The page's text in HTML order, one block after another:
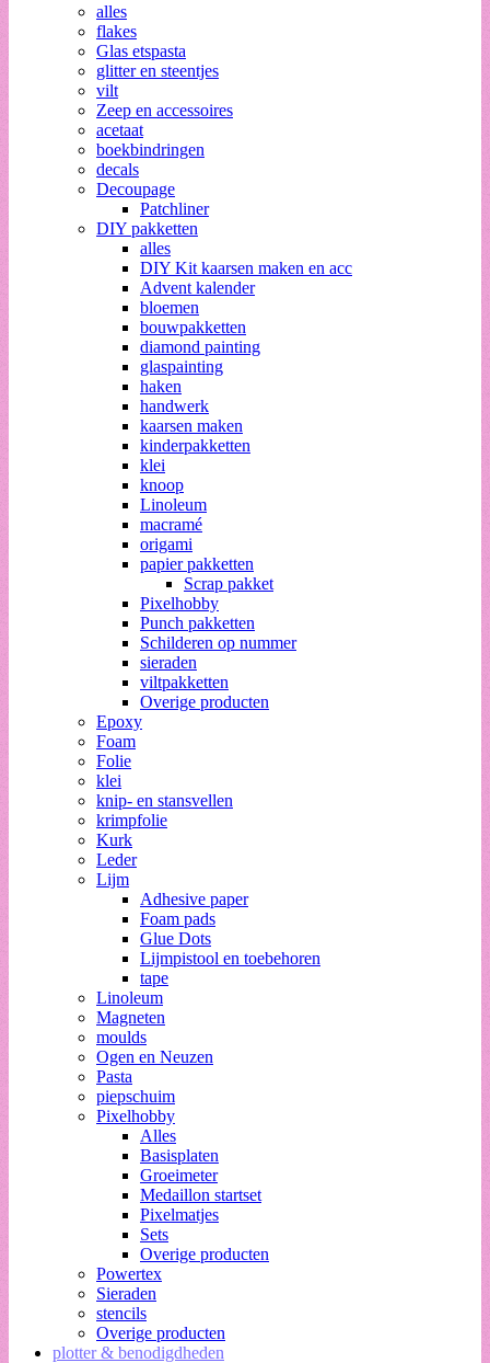
alles
flakes
Glas etspasta
glitter en steentjes
vilt
Zeep en accessoires
acetaat
boekbindringen
decals
Decoupage
Patchliner
DIY pakketten
alles
DIY Kit kaarsen maken en acc
Advent kalender
bloemen
bouwpakketten
diamond painting
glaspainting
haken
handwerk
kaarsen maken
kinderpakketten
klei
knoop
Linoleum
macramé
origami
papier pakketten
Scrap pakket
Pixelhobby
Punch pakketten
Schilderen op nummer
sieraden
viltpakketten
Overige producten
Epoxy
Foam
Folie
klei
knip- en stansvellen
krimpfolie
Kurk
Leder
Lijm
Adhesive paper
Foam pads
Glue Dots
Lijmpistool en toebehoren
tape
Linoleum
Magneten
moulds
Ogen en Neuzen
Pasta
piepschuim
Pixelhobby
Alles
Basisplaten
Groeimeter
Medaillon startset
Pixelmatjes
Sets
Overige producten
Powertex
Sieraden
stencils
Overige producten
plotter & benodigdheden